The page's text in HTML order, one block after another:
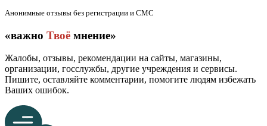
Анонимные отзывы без регистрации и СМС
«важно Твоё мнение»
Жалобы, отзывы, рекомендации на сайты, магазины,
организации, госслужбы, другие учреждения и сервисы.
Пишите, оставляйте комментарии, помогите людям избежать
Ваших ошибок.